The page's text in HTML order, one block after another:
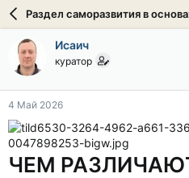
о
р
т
е
м
ы
а
а
ч
л
Раздел саморазвития в
Исаич
куратор
4 Май 2026
ЧЕМ